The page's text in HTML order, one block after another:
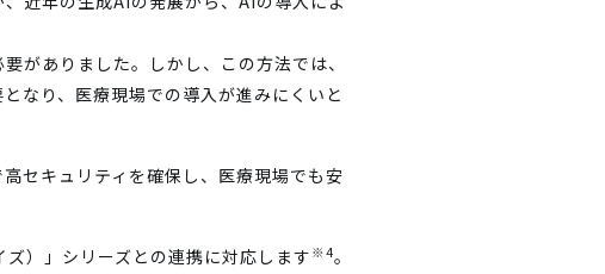
がありました。しかし、この方法では、
なり、医療現場での導入が進みにくいと
セキュリティを確保し、医療現場でも安
）」シリーズとの連携に対応します ※4。